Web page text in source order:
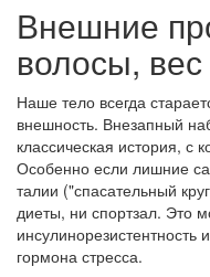
Внешние
волосы, вес
Наше тело всегда
внешность. Внезапный
классическая история, с
Особенно если лишние
талии ("спасательный
диеты, ни спортзал. Это
гормона стресса.